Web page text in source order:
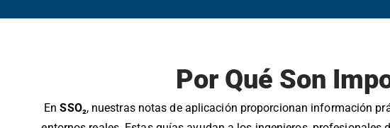
Por Qué Son
EnSSO₂, nuestras notas de aplicación proporcionan información